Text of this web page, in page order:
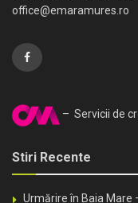
office@emaramures.ro
– Servicii de
Stiri Recente
Urmărire în Baia Mare